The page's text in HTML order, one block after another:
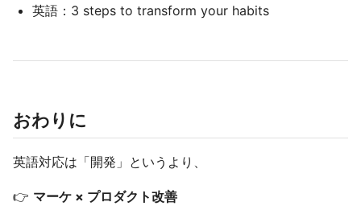
英語：3 steps to transform your habits
おわりに
英語対応は「開発」というより、
👉 マーケ × プロダクト改善